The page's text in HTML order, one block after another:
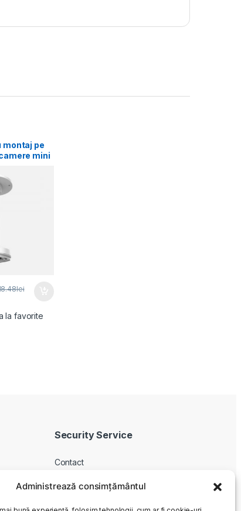
Administrează consimțământul
montaj pe
mini
lei
la favorite
Security Service
Contact